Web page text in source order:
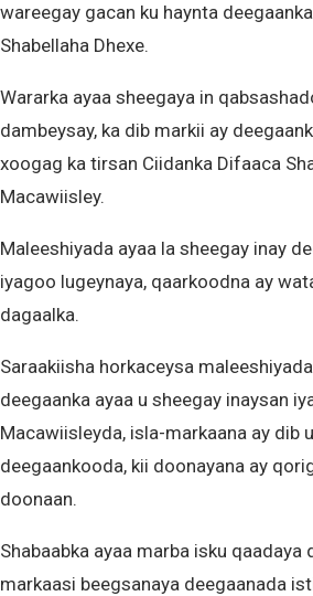
wareegay gacan ku haynta
Shabellaha Dhexe.
Wararka ayaa sheegaya in
dambeysay, ka dib markii ay
xoogag ka tirsan Ciidanka Difaaca
Macawiisley.
Maleeshiyada ayaa la sheegay inay
iyagoo lugeynaya, qaarkoodna ay
dagaalka.
Saraakiisha horkaceysa
deegaanka ayaa u sheegay inaysan
Macawiisleyda, isla-markaana ay dib
deegaankooda, kii doonayana ay
doonaan.
Shabaabka ayaa marba isku qaadaya
markaasi beegsanaya deegaanada